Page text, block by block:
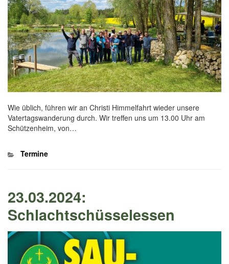
Wie üblich, führen wir an Christi Himmelfahrt wieder unsere
Vatertagswanderung durch. Wir treffen uns um 13.00 Uhr am
Schützenheim, von…
Kategorien
Termine
23.03.2024:
Schlachtschüsselessen